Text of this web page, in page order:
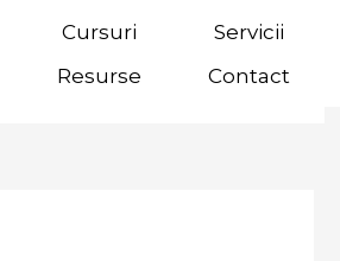
Cursuri
Servicii
Resurse
Contact